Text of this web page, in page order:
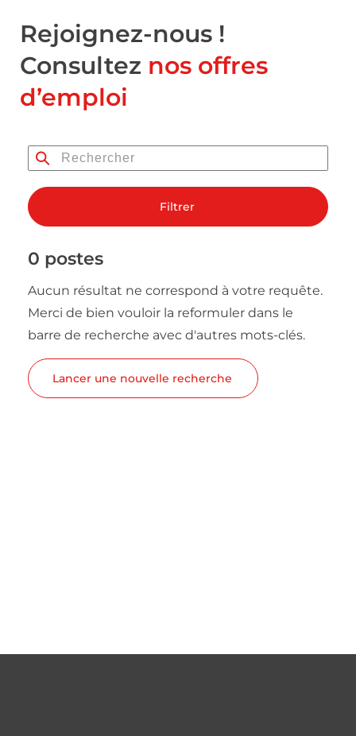
Rejoignez-nous !
Consultez nos offres
d’emploi
Filtrer
0 postes
Aucun résultat ne correspond à votre requête.
Merci de bien vouloir la reformuler dans le
barre de recherche avec d'autres mots-clés.
Lancer une nouvelle recherche